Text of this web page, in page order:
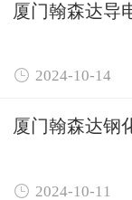
厦门翰森达导
 2024-10-14
厦门翰森达钢
 2024-10-11